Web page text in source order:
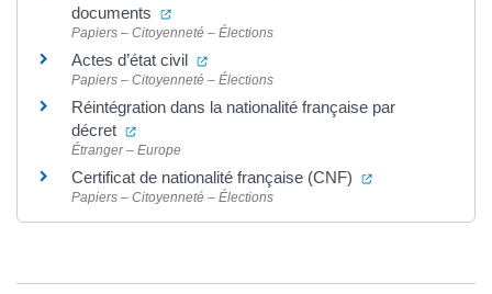
documents
(ouverture dans un nouvel onglet)
Papiers – Citoyenneté – Élections
Actes d’état civil (ouverture dans un nouvel onglet)
Papiers – Citoyenneté – Élections
Réintégration dans la nationalité française par
décret
(ouverture dans un nouvel onglet)
Étranger – Europe
Certificat de nationalité française (CNF) (ouverture dans
Papiers – Citoyenneté – Élections